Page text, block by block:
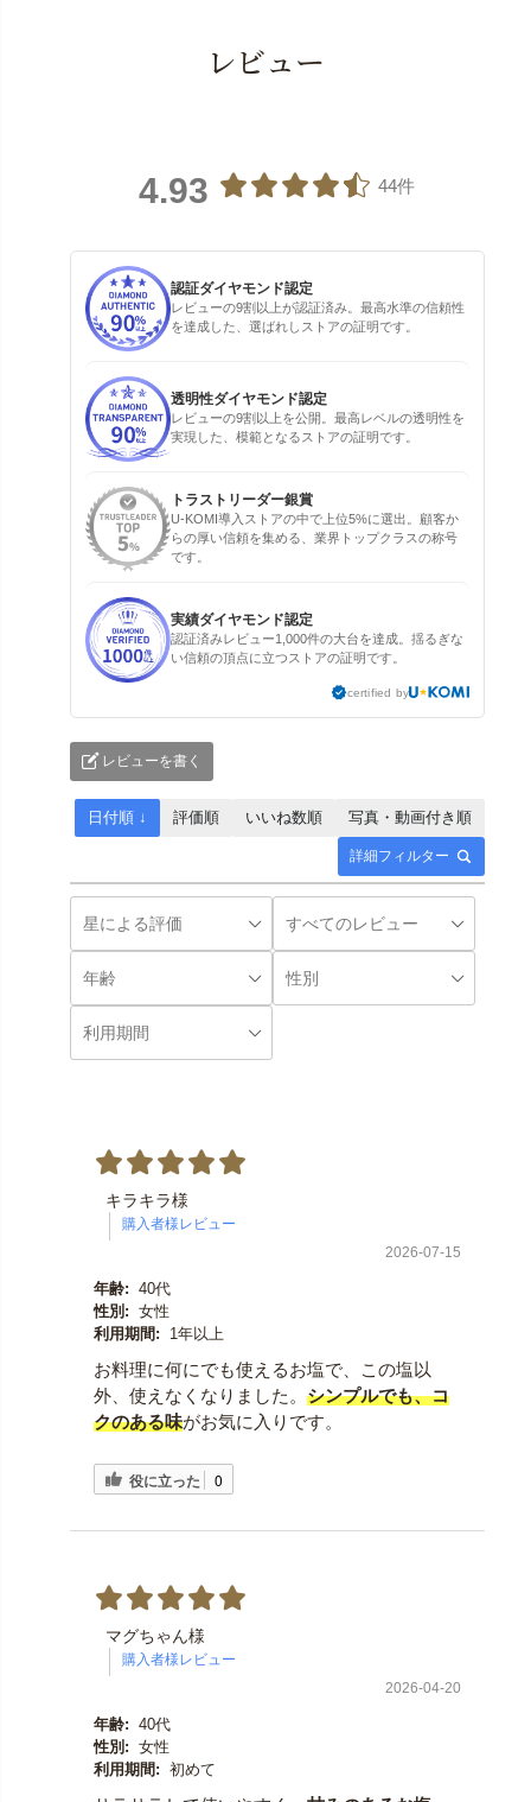
レビュー
4.93 44件
認証ダイヤモンド認定
レビューの9割以上が認証済み。最高水準の信頼性
を達成した、選ばれしストアの証明です。
透明性ダイヤモンド認定
レビューの9割以上を公開。最高レベルの透明性を
実現した、模範となるストアの証明です。
トラストリーダー銀賞
U-KOMI導入ストアの中で上位5%に選出。顧客か
らの厚い信頼を集める、業界トップクラスの称号
です。
実績ダイヤモンド認定
認証済みレビュー1,000件の大台を達成。揺るぎな
い信頼の頂点に立つストアの証明です。
certified by
レビューを書く
詳細フィルター
日付順 ↓ 評価順 いいね数順 写真・動画付き順
キラキラ様
2026-07-15
年齢: 40代
性別: 女性
利用期間:
1年以上
お料理に何にでも使えるお塩で、この塩以
外、使えなくなりました。 シンプルでも、コ
クのある味がお気に入りです。
役に立った 0
マグちゃん様
2026-04-20
年齢: 40代
性別: 女性
利用期間: 初めて